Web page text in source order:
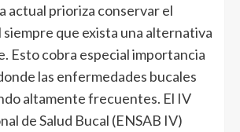
actual prioriza conservar el
que exista una alternativa
Esto cobra especial importancia
las enfermedades bucales
altamente frecuentes. El IV
de Salud Bucal (ENSAB IV)